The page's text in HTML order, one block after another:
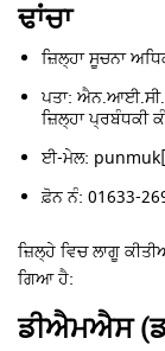
ਢਾਂਚਾ
ਜ਼ਿਲ੍ਹਾ ਸੂਚਨਾ
ਪਤਾ: ਐਨ.ਆਈ.ਸੀ.
ਜ਼ਿਲ੍ਹਾ ਪ੍ਰਬੰਧਕੀ
ਈ-ਮੇਲ:
ਫ਼ੋਨ ਨੰ: 01633-
ਜ਼ਿਲ੍ਹੇ ਵਿਚ ਲਾਗੂ
ਗਿਆ ਹੈ:
ਡੀਐਮਐਸ